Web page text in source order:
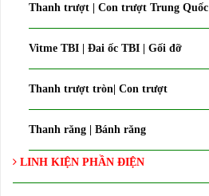
Thanh trượt | Con trượt Trung Quốc
Vitme TBI | Đai ốc TBI | Gối đỡ
Thanh trượt tròn| Con trượt
Thanh răng | Bánh răng
LINH KIỆN PHẦN ĐIỆN